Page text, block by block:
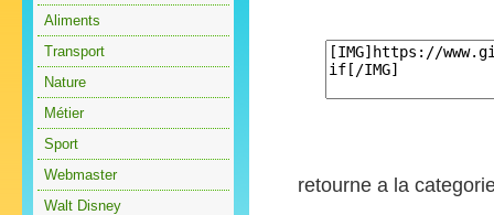
Aliments
Transport
Nature
Métier
Sport
Webmaster
Walt Disney
retourne a la